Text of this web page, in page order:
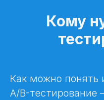
Кому
Как можно понять
A/B-